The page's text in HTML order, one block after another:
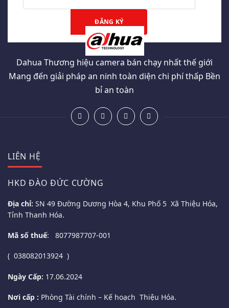
Dahua Thương hiệu camera bán chạy nhất thế giới
Mang đến giải pháp an ninh toàn diện chi phí thấp Bền
bỉ an toàn
LIÊN HỆ
HKD ĐÀO ĐỨC CƯỜNG
Địa chỉ: SN 49 Đường Dương Hòa 4, Khu Phố 5 Xã Thiệu Hóa,
Tỉnh Thanh Hóa.
Mã số thuế: 8077987707-001
( 038082013924 )
Ngày Cấp: 17.06.2024
Nơi cấp : Phòng Tài chính – Kế hoạch Thiệu Hóa.